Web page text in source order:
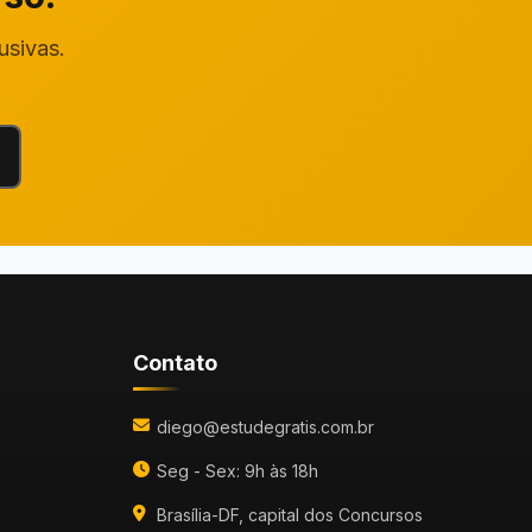
Contato
diego@estudegratis.com.br
Seg - Sex: 9h às 18h
Brasília-DF, capital dos Concursos